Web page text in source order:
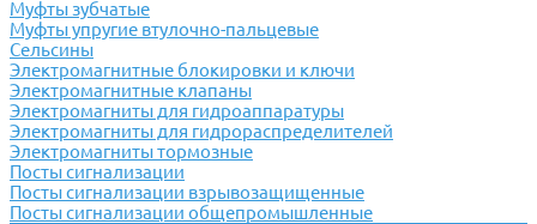
Муфты зубчатые
Муфты упругие втулочно-пальцевые
Сельсины
Электромагнитные блокировки и ключи
Электромагнитные клапаны
Электромагниты для гидроаппаратуры
Электромагниты для гидрораспределителей
Электромагниты тормозные
Посты сигнализации
Посты сигнализации взрывозащищенные
Посты сигнализации общепромышленные